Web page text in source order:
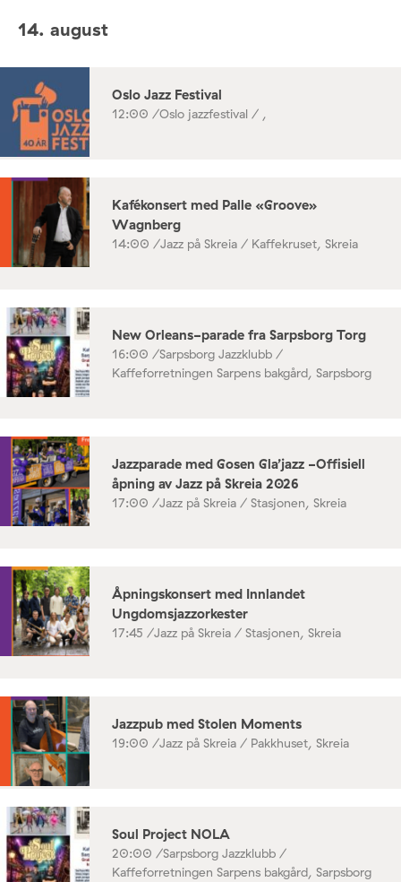
14. august
Oslo Jazz Festival
12:00 /Oslo jazzfestival / ,
Kafékonsert med Palle «Groove»
Wagnberg
14:00 /Jazz på Skreia / Kaffekruset, Skreia
New Orleans-parade fra Sarpsborg Torg
16:00 /Sarpsborg Jazzklubb /
Kaffeforretningen Sarpens bakgård, Sarpsborg
Jazzparade med Gosen Gla’jazz -Offisiell
åpning av Jazz på Skreia 2026
17:00 /Jazz på Skreia / Stasjonen, Skreia
Åpningskonsert med Innlandet
Ungdomsjazzorkester
17:45 /Jazz på Skreia / Stasjonen, Skreia
Jazzpub med Stolen Moments
19:00 /Jazz på Skreia / Pakkhuset, Skreia
Soul Project NOLA
20:00 /Sarpsborg Jazzklubb /
Kaffeforretningen Sarpens bakgård, Sarpsborg